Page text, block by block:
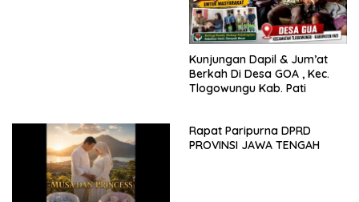
demi mewujudkan
pembangunan yang
berkelanjutan. Dirgahayu
Kabupaten Pati ke-703.
Salam sedulur Pati Selawase.
Facebook
Kunjungan Dapil & Jum’at
Berkah Di Desa GOA , Kec.
Tlogowungu Kab. Pati
Rapat Paripurna DPRD
PROVINSI JAWA TENGAH